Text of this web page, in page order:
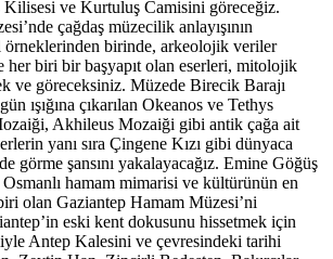
ve Kurtuluş Camisini göreceğiz.
çağdaş müzecilik anlayışının
örneklerinden birinde, arkeolojik veriler
her biri bir başyapıt olan eserleri, mitolojik
ve göreceksiniz. Müzede Birecik Barajı
ışığına çıkarılan Okeanos ve Tethys
Akhileus Mozaiği gibi antik çağa ait
yanı sıra Çingene Kızı gibi dünyaca
görme şansını yakalayacağız. Emine Göğüş
hamam mimarisi ve kültürünün en
olan Gaziantep Hamam Müzesi’ni
eski kent dokusunu hissetmek için
Antep Kalesini ve çevresindeki tarihi